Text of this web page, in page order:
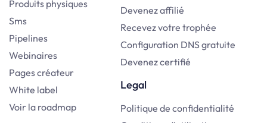
Produits physiques
Sms
Pipelines
Webinaires
Pages créateur
White label
Voir la roadmap
Devenez affilié
Recevez votre trophée
Configuration DNS gratuite
Devenez certifié
Legal
Politique de confidentialité